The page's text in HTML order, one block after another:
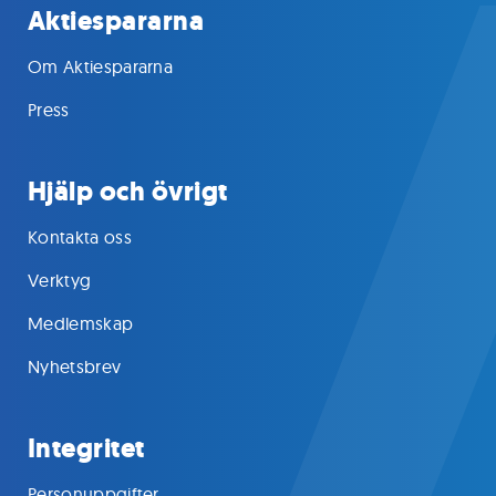
Aktiespararna
Om Aktiespararna
Press
Hjälp och övrigt
Kontakta oss
Verktyg
Medlemskap
Nyhetsbrev
Integritet